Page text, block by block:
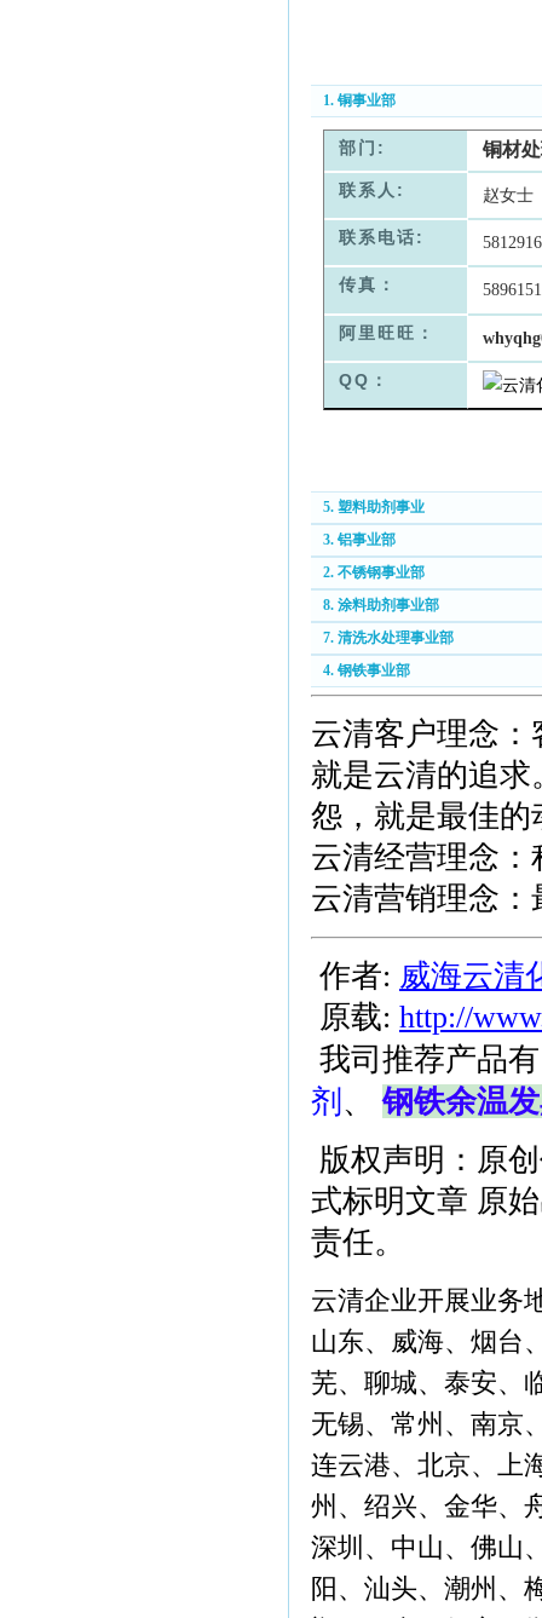
1. 铜事业部
部门: 铜材
联系人: 赵女士
联系电话: 5812916
传真： 5896151
阿里旺旺：
QQ：
5. 塑料助剂事业
3. 铝事业部
2. 不锈钢事业部
8. 涂料助剂事业部
7. 清洗水处理事业部
4. 钢铁事业部
云清客户理念
就是云清的追
怨，就是最佳的
云清经营理念
云清营销理念
作者: 威海云清
原载: http://
我司推荐产品
剂 、钢铁余温
版权声明：原
式标明文章 原
责任。
云清企业开展业务
山东、威海、烟台
芜、聊城、泰安、
无锡、常州、南京
连云港、北京、上
州、绍兴、金华、
深圳、中山、佛山
阳、汕头、潮州、